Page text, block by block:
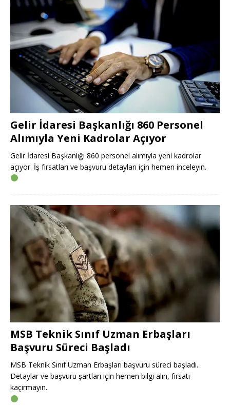
Gelir İdaresi Başkanlığı 860 Personel
Alımıyla Yeni Kadrolar Açıyor
Gelir İdaresi Başkanlığı 860 personel alımıyla yeni kadrolar
açıyor. İş fırsatları ve başvuru detayları için hemen inceleyin.
MSB Teknik Sınıf Uzman Erbaşları
Başvuru Süreci Başladı
MSB Teknik Sınıf Uzman Erbaşları başvuru süreci başladı.
Detaylar ve başvuru şartları için hemen bilgi alın, fırsatı
kaçırmayın.